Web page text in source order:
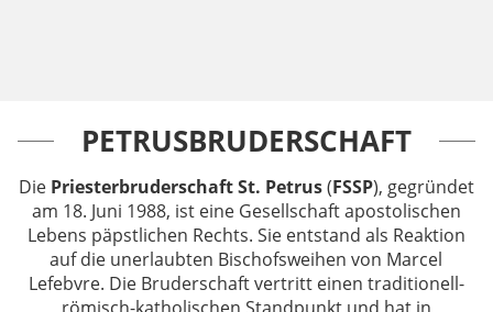
PETRUSBRUDERSCHAFT
Die Priesterbruderschaft St. Petrus(FSSP), gegründet
am 18. Juni 1988, ist eine Gesellschaft apostolischen
Lebens päpstlichen Rechts. Sie entstand als Reaktion
auf die unerlaubten Bischofsweihen von Marcel
Lefebvre. Die Bruderschaft vertritt einen traditionell-